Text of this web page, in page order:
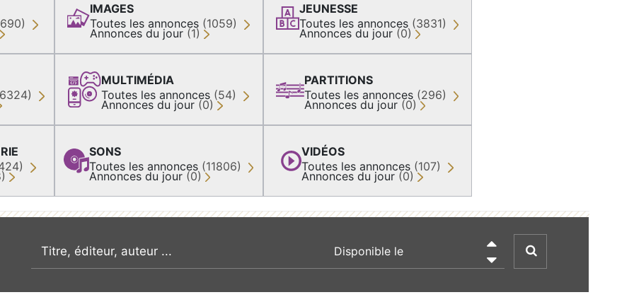
IMAGES
Toutes les annonces (1059)
Annonces du jour (1)
MULTIMÉDIA
Toutes les annonces (54)
Annonces du jour (0)
SONS
Toutes les annonces (11806)
Annonces du jour (0)
JEUNESSE
Toutes les annonces (3831)
Annonces du jour (0)
PARTITIONS
Toutes les annonces (296)
Annonces du jour (0)
VIDÉOS
Toutes les annonces (107)
Annonces du jour (0)
recherche par mot clé
